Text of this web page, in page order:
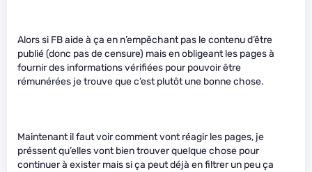
Alors si FB aide à ça en n’empêchant pas le contenu d’être
publié (donc pas de censure) mais en obligeant les pages à
fournir des informations vérifiées pour pouvoir être
rémunérées je trouve que c’est plutôt une bonne chose.
Maintenant il faut voir comment vont réagir les pages, je
préssent qu’elles vont bien trouver quelque chose pour
continuer à exister mais si ça peut déjà en filtrer un peu ça